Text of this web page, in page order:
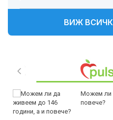
ВИЖ
Можем ли
повече?